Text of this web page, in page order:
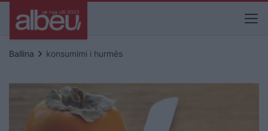
Ballina keyboard_arrow_right konsumimi i hurmës